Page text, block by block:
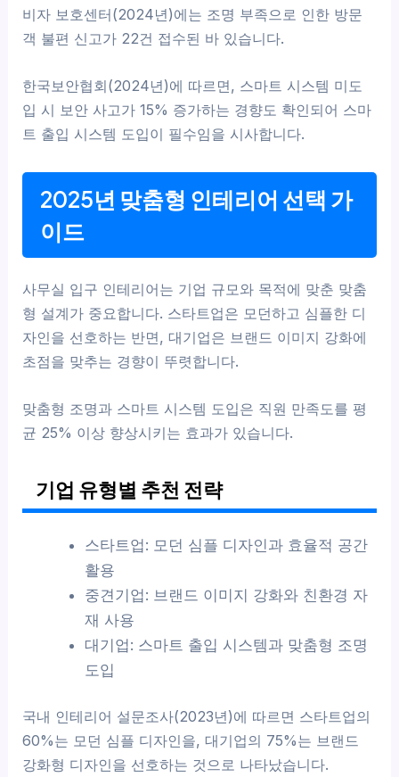
비자 보호센터(2024년)에는 조명 부족으로 인한 방문
객 불편 신고가 22건 접수된 바 있습니다.
한국보안협회(2024년)에 따르면, 스마트 시스템 미도
입 시 보안 사고가 15% 증가하는 경향도 확인되어 스마
트 출입 시스템 도입이 필수임을 시사합니다.
2025년 맞춤형 인테리어 선택 가
이드
사무실 입구 인테리어는 기업 규모와 목적에 맞춘 맞춤
형 설계가 중요합니다. 스타트업은 모던하고 심플한 디
자인을 선호하는 반면, 대기업은 브랜드 이미지 강화에
초점을 맞추는 경향이 뚜렷합니다.
맞춤형 조명과 스마트 시스템 도입은 직원 만족도를 평
균 25% 이상 향상시키는 효과가 있습니다.
기업 유형별 추천 전략
스타트업: 모던 심플 디자인과 효율적 공간
활용
중견기업: 브랜드 이미지 강화와 친환경 자
재 사용
대기업: 스마트 출입 시스템과 맞춤형 조명
도입
국내 인테리어 설문조사(2023년)에 따르면 스타트업의
60%는 모던 심플 디자인을, 대기업의 75%는 브랜드
강화형 디자인을 선호하는 것으로 나타났습니다.